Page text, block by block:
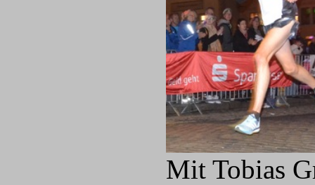
Mit Tobias